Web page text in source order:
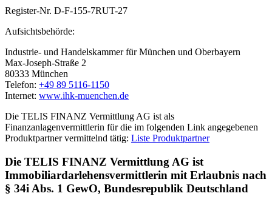
Register-Nr. D-F-155-7RUT-27
Aufsichtsbehörde:
Industrie- und Handelskammer für München und Oberbayern
Max-Joseph-Straße 2
80333 München
Telefon: +49 89 5116-1150
Internet: www.ihk-muenchen.de
Die TELIS FINANZ Vermittlung AG ist als
Finanzanlagenvermittlerin für die im folgenden Link angegebenen
Produktpartner vermittelnd tätig: Liste Produktpartner
Die TELIS FINANZ Vermittlung AG ist
Immobiliardarlehensvermittlerin mit Erlaubnis nach
§ 34i Abs. 1 GewO, Bundesrepublik Deutschland